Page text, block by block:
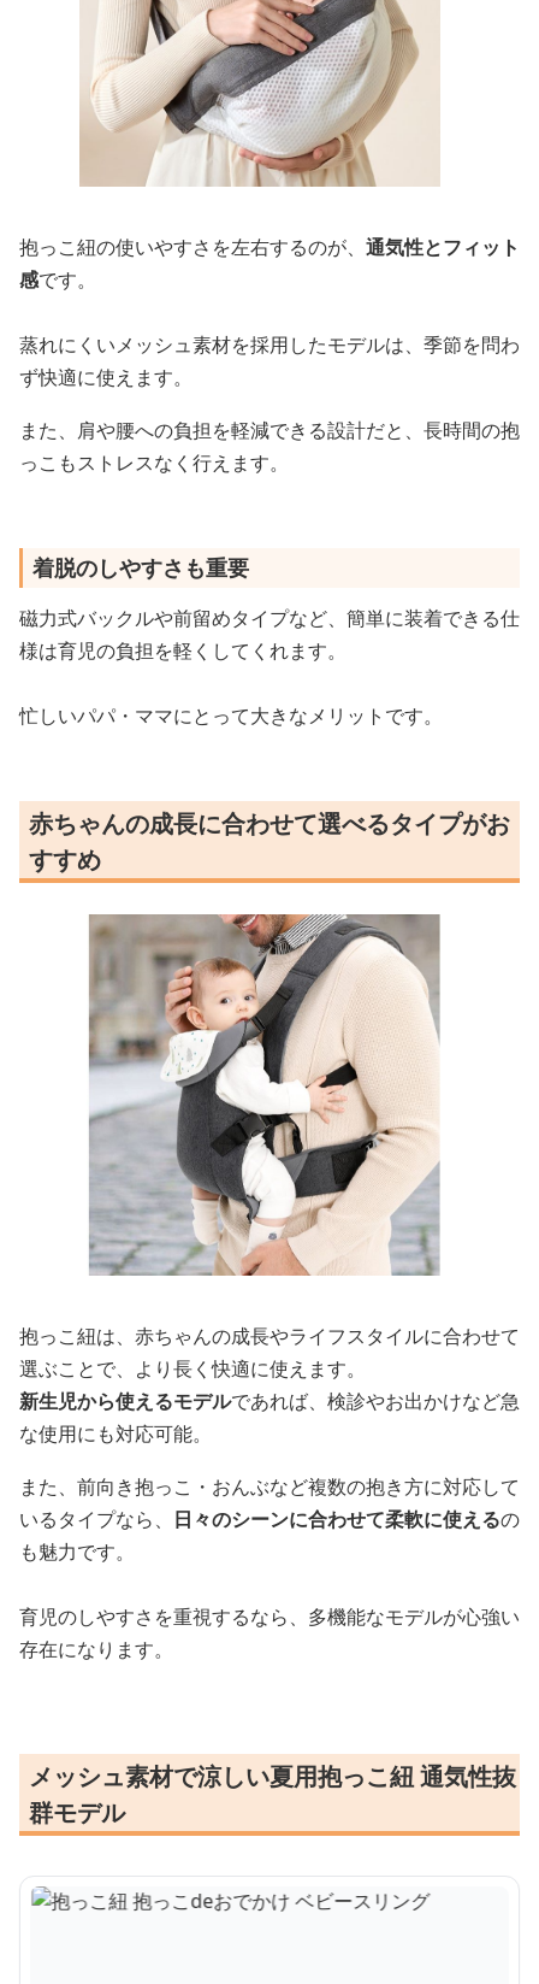
抱っこ紐の使いやすさを左右するのが、 通気性とフィット
感です。
蒸れにくいメッシュ素材を採用したモデルは、季節を問わ
ず快適に使えます。
また、肩や腰への負担を軽減できる設計だと、長時間の抱
っこもストレスなく行えます。
着脱のしやすさも重要
磁力式バックルや前留めタイプなど、簡単に装着できる仕
様は育児の負担を軽くしてくれます。
忙しいパパ・ママにとって大きなメリットです。
赤ちゃんの成長に合わせて選べるタイプがお
すすめ
抱っこ紐は、赤ちゃんの成長やライフスタイルに合わせて
選ぶことで、より長く快適に使えます。
新生児から使えるモデルであれば、検診やお出かけなど急
な使用にも対応可能。
また、前向き抱っこ・おんぶなど複数の抱き方に対応して
いるタイプなら、 日々のシーンに合わせて柔軟に使えるの
も魅力です。
育児のしやすさを重視するなら、多機能なモデルが心強い
存在になります。
メッシュ素材で涼しい夏用抱っこ紐 通気性抜
群モデル